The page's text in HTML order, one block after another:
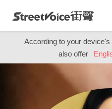
According to your
also offer